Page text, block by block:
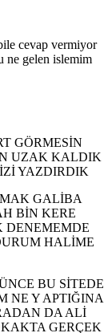
cevap vermiyor
ne gelen islemim
GÖRMESİN
UZAK KALDIK
YAZDIRDIK
GALİBA
BİN KERE
HALİME
BU SİTEDE
NE Y APTIĞINA
DA ALİ
GERÇEK